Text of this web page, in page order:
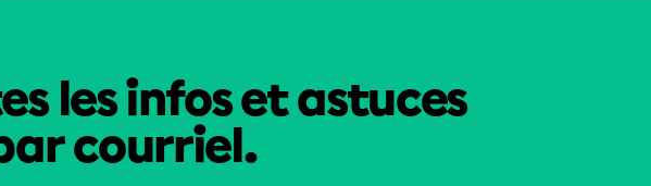
les infos et astuces
courriel.